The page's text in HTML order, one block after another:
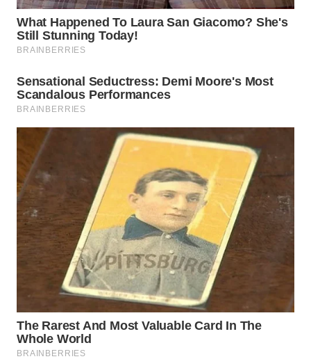
WN
KALTARA
WN
KALTIM
SULSEL
GORONTALO
WN
WN
MALUKU